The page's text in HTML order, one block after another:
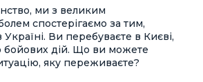
ми з великим
спостерігаємо за тим,
Україні. Ви перебуваєте в Києві,
бойових дій. Що ви можете
яку переживаєте?